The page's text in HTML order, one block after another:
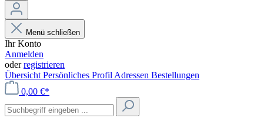
Menü schließen
Ihr Konto
Anmelden
oderregistrieren
Übersicht Persönliches Profil Adressen Bestellungen
0,00 €*